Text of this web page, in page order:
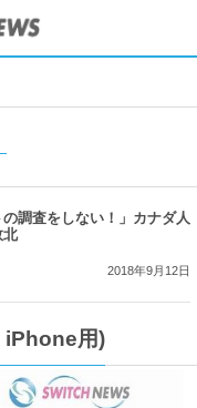
の調査をしない！」カナダ人
北
2018年9月12日
iPhone用)